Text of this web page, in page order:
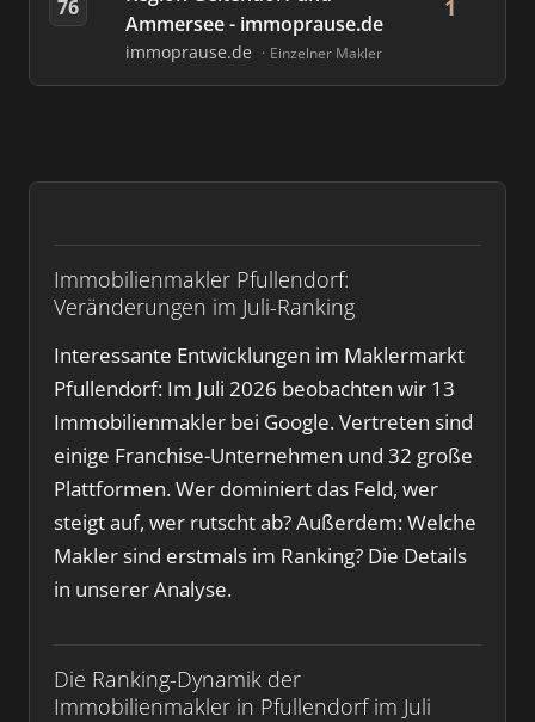
Immobilienmakler Pfullendorf:
Veränderungen im Juli-Ranking
Interessante Entwicklungen im Maklermarkt
Pfullendorf: Im Juli 2026 beobachten wir 13
Immobilienmakler bei Google. Vertreten sind
einige Franchise-Unternehmen und 32 große
Plattformen. Wer dominiert das Feld, wer
steigt auf, wer rutscht ab? Außerdem: Welche
Makler sind erstmals im Ranking? Die Details
in unserer Analyse.
Die Ranking-Dynamik der
Immobilienmakler in Pfullendorf im Juli
76
Ammersee - immoprause.de
immoprause.de Einzelner Makler
1